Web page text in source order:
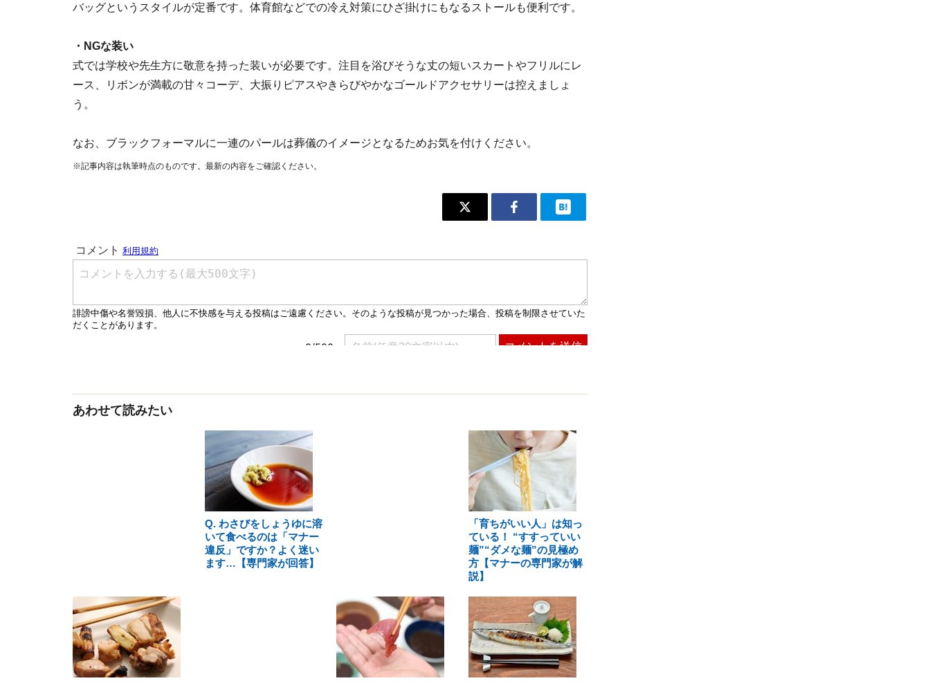
バッグというスタイルが定番です。体育館などでの冷え対策にひざ掛けにもなるストールも便利です。
・NGな装い
式では学校や先生方に敬意を持った装いが必要です。注目を浴びそうな丈の短いスカートやフリルにレ
ース、リボンが満載の甘々コーデ、大振りピアスやきらびやかなゴールドアクセサリーは控えましょ
う。
なお、ブラックフォーマルに一連のパールは葬儀のイメージとなるためお気を付けください。
※記事内容は執筆時点のものです。最新の内容をご確認ください。
あわせて読みたい
Q. わさびをしょうゆに溶
いて食べるのは「マナー
違反」ですか？よく迷い
ます…【専門家が回答】
「育ちがいい人」は知っ
ている！ “すすっていい
麺”“ダメな麺”の見極め
方【マナーの専門家が解
説】